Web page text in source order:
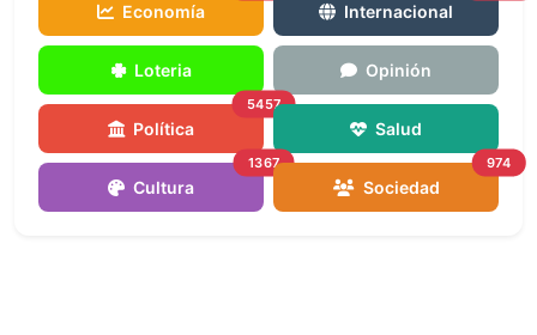
Economía Internacional
Loteria Opinión
Política
5457
Salud
Cultura
1367
Sociedad
974